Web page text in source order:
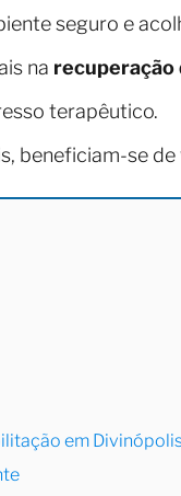
seguro e
na recuperação
terapêutico.
beneficiam-se
em